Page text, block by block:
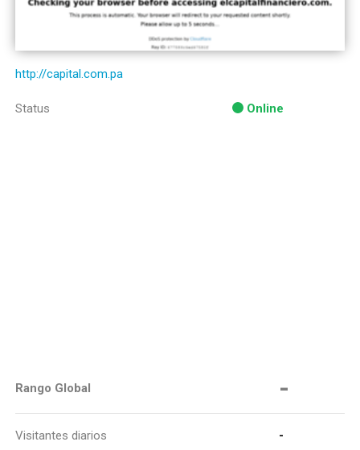
http://capital.com.pa
Status Online
Rango Global -
Visitantes diarios
-